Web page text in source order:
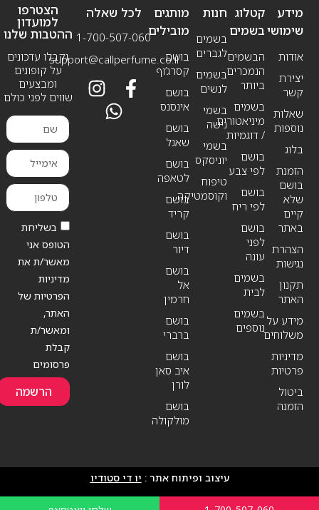
מידע
שימושי
אודות
יצירת
קשר
שאלות
נוספות
בלוג
הזמנת
בושם
שלא
קיים
באתר
הצהרת
נגישות
תקנון
האתר
מידע על
משלוחים
מדיניות
פרטיות
ביטול
הזמנה
חנות
בשמים
לגברים
בשמים
לנשים
בשמי
נישה
בשמי
יוניסקס
טיפוח
וקוסמטיקה
קטלוג
בשמים
הבשמים
הנמכרים
ביותר
בשמים
מיניאטורים
/ דוגמיות
בושם
לפי צבע
בושם
לפי ריח
בושם
לפני
עונה
בשמים
לבית
בשמים
נוספים
מותגים
מובילים
בושם
קסרג’וף
בושם
אינסנס
בושם
שאנל
בושם
לטאפה
בושם
קריד
בושם
דיור
בושם
אל
חרמין
בושם
ברברי
בושם
איב סאן
לורן
בושם
מולקולה
לכל שאלה
1-700-507-060
support@callperfume.co.il
הצטרפו
למועדון
ההטבות שלנו
וקבלו עדכונים
על קופונים
ומבצעים
שווים לפני כולם
בשליחת
הטופס אני
מאשר/ת את
מדיניות
הפרטיות של
האתר,
ומאשר/ת
קבלת
פרסומים
הרשמה
עיצוב ופיתוח אתר : יו די סטודיו